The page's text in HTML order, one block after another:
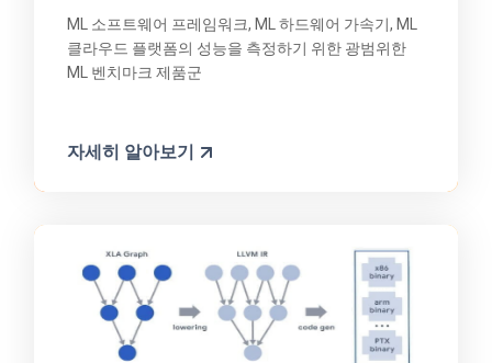
ML 소프트웨어 프레임워크, ML 하드웨어 가속기, ML
클라우드 플랫폼의 성능을 측정하기 위한 광범위한
ML 벤치마크 제품군
자세히 알아보기